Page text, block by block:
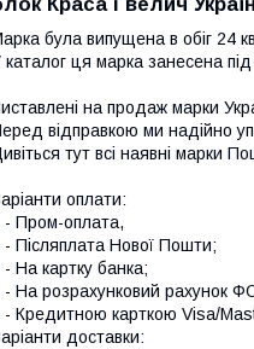
Краса і велич
була випущена в обіг 24
каталог ця марка занесена
на продаж марки
відправкою ми надійно
тут всі наявні марки
оплати:
- Пром-оплата,
- Післяплата Нової Пошти;
- На картку банка;
- На розрахунковий рахунок
- Кредитною карткою Visa/
доставки: